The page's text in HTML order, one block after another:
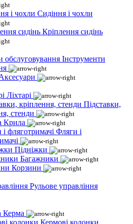
Сидіння і чохли
Кріплення сидінь
Інструменти
Ліхтарі
Підставки,
стенди
Крила
Фляги і
Підніжки
Багажники
Корзини
Рульове управління
Керма
Кермові колонки